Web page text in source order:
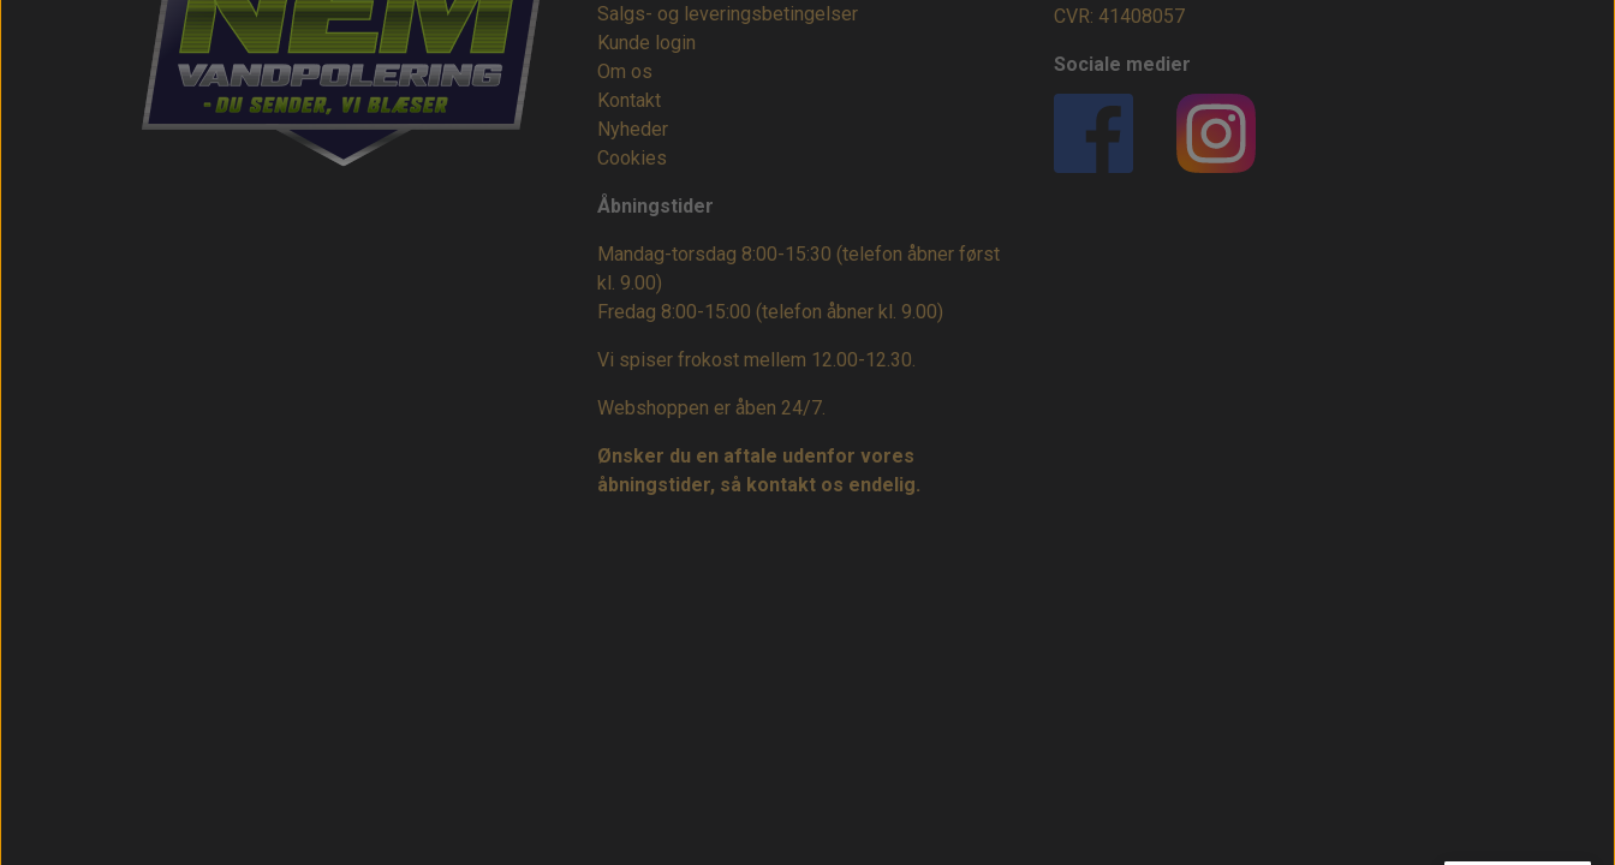
Salgs- og leveringsbetingelser
Kunde login
Om os
Kontakt
Nyheder
Cookies
Åbningstider
Mandag-torsdag 8:00-15:30 (telefon åbner først
kl. 9.00)
Fredag 8:00-15:00 (telefon åbner kl. 9.00)
Vi spiser frokost mellem 12.00-12.30.
Webshoppen er åben 24/7.
Ønsker du en aftale udenfor vores
åbningstider, så kontakt os endelig.
CVR: 41408057
Sociale medier